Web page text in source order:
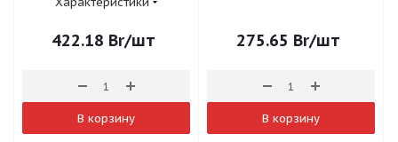
422.18 Br/шт
В корзину
275.65 Br/шт
В корзину